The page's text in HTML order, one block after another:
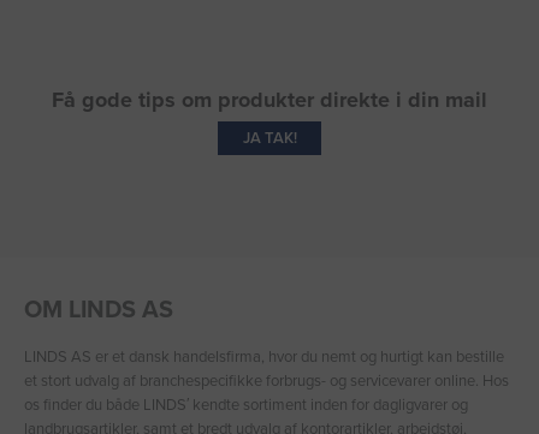
Få gode tips om produkter direkte i din mail
JA TAK!
OM LINDS AS
LINDS AS er et dansk handelsfirma, hvor du nemt og hurtigt kan bestille
et stort udvalg af branchespecifikke forbrugs- og servicevarer online. Hos
os finder du både LINDS′ kendte sortiment inden for dagligvarer og
landbrugsartikler, samt et bredt udvalg af kontorartikler, arbejdstøj,